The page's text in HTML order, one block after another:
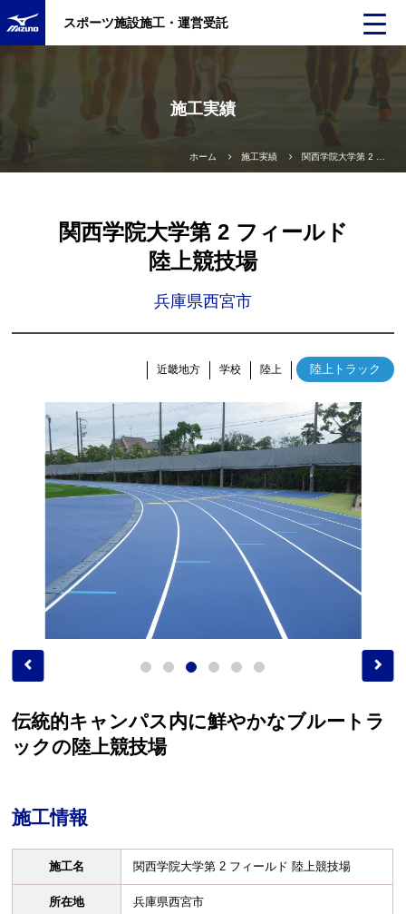
スポーツ施設施工・運営受託
施工実績
ホーム 施工実績
関西学院大学第 2 フィールド
陸上競技場
兵庫県西宮市
近畿地方 学校 陸上 陸上トラック
伝統的キャンパス内に鮮やかなブルートラ
ックの陸上競技場
施工情報
施工名 関西学院大学第 2 フィールド 陸上競技場
所在地 兵庫県西宮市